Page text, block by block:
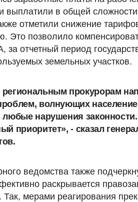
выплатили в общей
отметили снижение
Это позволило
за отчетный период
земельных участков.
прокурорам
волнующих
любые нарушения
приоритет», - сказал
ведомства также
раскрывается
Так, мерами реагирования